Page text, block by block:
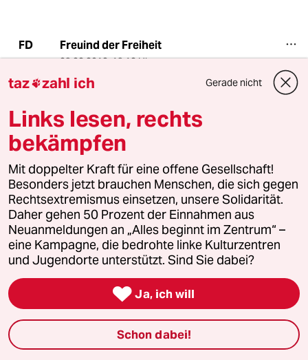
FD Freuind der Freiheit
09.02.2012,19:12 Uhr
Ich bin durchaus bereit über eine
Postwachstumslogik den Ausgang aus einigen
Sackgassen der Moderne nachjzudenken und
offen zu diskutieren. Aber ich bin in keiner
Weise bereit, an der ungeheuerlichen
Umdeutung des Freiheitsversprechens der
Moderne, wie es leider zu einer
Modeerscheinung in Teilen der (öko)kritischen
Szene geworden ist, mituzarbeiten.
F futurista
Dieses Interview ist sehr gut - nach dem
ermüdenden Nachhaltigkeitsdiskurs, den ich
berufsbedingt seit mehr als 20 Jahren ertragen
muss, ohne den Figuren in den vorderen
Reihen über den Weg zu trauen. Ich werde jetzt
taz zahl ich Gerade nicht
Links lesen, rechts
bekämpfen
Mit doppelter Kraft für eine offene Gesellschaft!
Besonders jetzt brauchen Menschen, die sich gegen
Rechtsextremismus einsetzen, unsere Solidarität.
Daher gehen 50 Prozent der Einnahmen aus
Neuanmeldungen an „Alles beginnt im Zentrum“ –
eine Kampagne, die bedrohte linke Kulturzentren
und Jugendorte unterstützt. Sind Sie dabei?
 Ja, ich will
Schon dabei!